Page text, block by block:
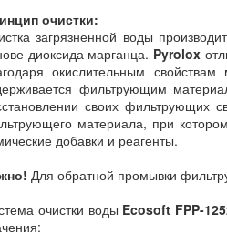
очистки:
загрязненной воды
диоксида марганца. Pyrolox
окислительным
фильтрующим
своих фильтрующих
материала, при
добавки и реагенты.
Для обратной промывки
очистки воды Ecosoft FPP-